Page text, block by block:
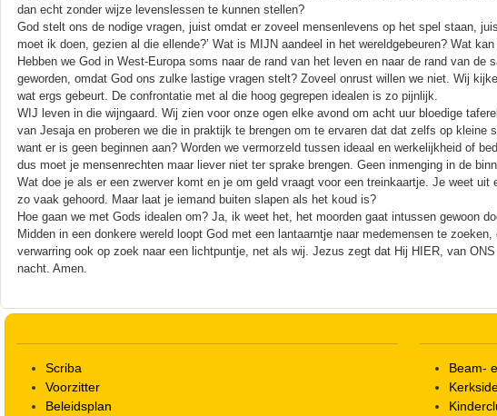
dan echt zonder wijze levenslessen te kunnen stellen?
God stelt ons de nodige vragen, juist omdat er zoveel mensenlevens op het spel staan,
moet ik doen, gezien al die ellende?’ Wat is MIJN aandeel in het wereldgebeuren? Wat
Hebben we God in West-Europa soms naar de rand van het leven en naar de rand van de
geworden, omdat God ons zulke lastige vragen stelt? Zoveel onrust willen we niet. Wij
wat ergs gebeurt. De confrontatie met al die hoog gegrepen idealen is zo pijnlijk.
WIJ leven in die wijngaard. Wij zien voor onze ogen elke avond om acht uur bloedige
van Jesaja en proberen we die in praktijk te brengen om te ervaren dat dat zelfs op
want er is geen beginnen aan? Worden we vermorzeld tussen ideaal en werkelijkheid of
dus moet je mensenrechten maar liever niet ter sprake brengen. Geen inmenging in de
Wat doe je als er een zwerver komt en je om geld vraagt voor een treinkaartje. Je weet uit
zo vaak gehoord. Maar laat je iemand buiten slapen als het koud is?
Hoe gaan we met Gods idealen om? Ja, ik weet het, het moorden gaat intussen gewoon
Midden in een donkere wereld loopt God met een lantaarntje naar medemensen te
verwarring ook op zoek naar een lichtpuntje, net als wij. Jezus zegt dat Hij HIER, van
nacht. Amen.
Scriba
Voorzitter
Beleidsplan
Beam-